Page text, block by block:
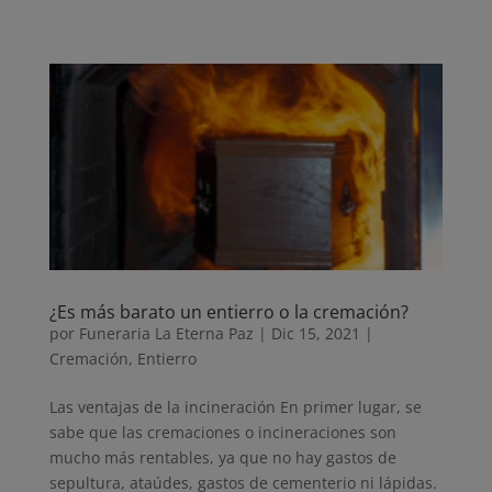
¿Es más barato un entierro o la cremación?
por Funeraria La Eterna Paz | Dic 15, 2021 |
Cremación, Entierro
Las ventajas de la incineración En primer lugar, se
sabe que las cremaciones o incineraciones son
mucho más rentables, ya que no hay gastos de
sepultura, ataúdes, gastos de cementerio ni lápidas.